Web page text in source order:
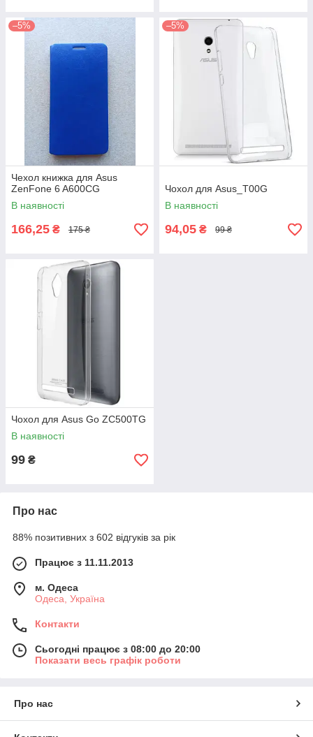
–5%
Чехол книжка для Asus
ZenFone 6 A600CG
В наявності
166,25 ₴ 175 ₴
–5%
Чохол для Asus_T00G
В наявності
94,05 ₴ 99 ₴
Чохол для Asus Go ZC500TG
В наявності
99 ₴
Про нас
88% позитивних з 602 відгуків за рік
Працює з 11.11.2013
м. Одеса
Одеса, Україна
Контакти
Сьогодні працює з 08:00 до 20:00
Показати весь графік роботи
Про нас